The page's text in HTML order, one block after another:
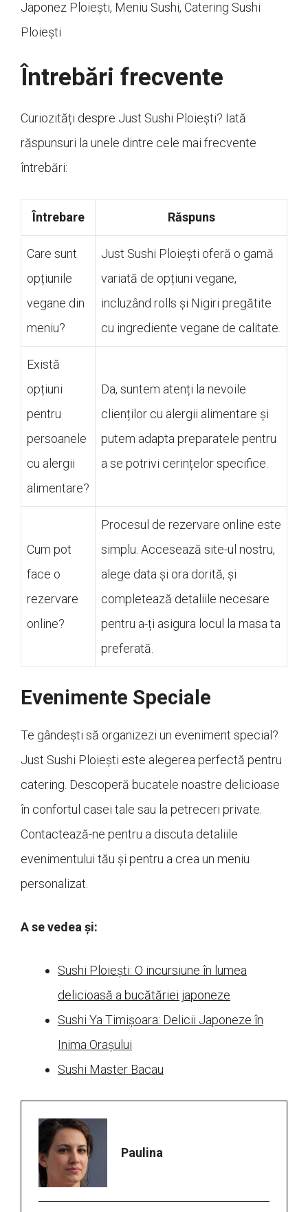
Japonez Ploiești, Meniu Sushi, Catering Sushi
Ploiești
Întrebări frecvente
Curiozități despre Just Sushi Ploiești? Iată
răspunsuri la unele dintre cele mai frecvente
întrebări:
Întrebare Răspuns
Care sunt
opțiunile
vegane din
meniu?
Just Sushi Ploiești oferă o gamă
variată de opțiuni vegane,
incluzând rolls și Nigiri pregătite
cu ingrediente vegane de calitate.
Există
opțiuni
pentru
persoanele
cu alergii
alimentare?
Da, suntem atenți la nevoile
clienților cu alergii alimentare și
putem adapta preparatele pentru
a se potrivi cerințelor specifice.
Cum pot
face o
rezervare
online?
Procesul de rezervare online este
simplu. Accesează site-ul nostru,
alege data și ora dorită, și
completează detaliile necesare
pentru a-ți asigura locul la masa ta
preferată.
Evenimente Speciale
Te gândești să organizezi un eveniment special?
Just Sushi Ploiești este alegerea perfectă pentru
catering. Descoperă bucatele noastre delicioase
în confortul casei tale sau la petreceri private.
Contactează-ne pentru a discuta detaliile
evenimentului tău și pentru a crea un meniu
personalizat.
A se vedea și:
Sushi Ploiești: O incursiune în lumea
delicioasă a bucătăriei japoneze
Sushi Ya Timișoara: Delicii Japoneze în
Inima Orașului
Sushi Master Bacau
Paulina